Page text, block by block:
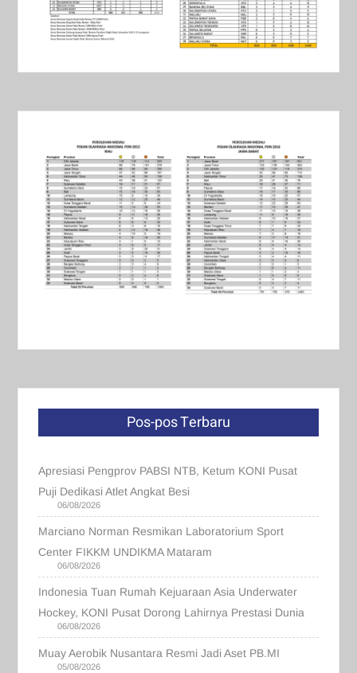
Pos-pos Terbaru
Apresiasi Pengprov PABSI NTB, Ketum KONI Pusat
Puji Dedikasi Atlet Angkat Besi
06/08/2026
Marciano Norman Resmikan Laboratorium Sport
Center FIKKM UNDIKMA Mataram
06/08/2026
Indonesia Tuan Rumah Kejuaraan Asia Underwater
Hockey, KONI Pusat Dorong Lahirnya Prestasi Dunia
06/08/2026
Muay Aerobik Nusantara Resmi Jadi Aset PB.MI
05/08/2026